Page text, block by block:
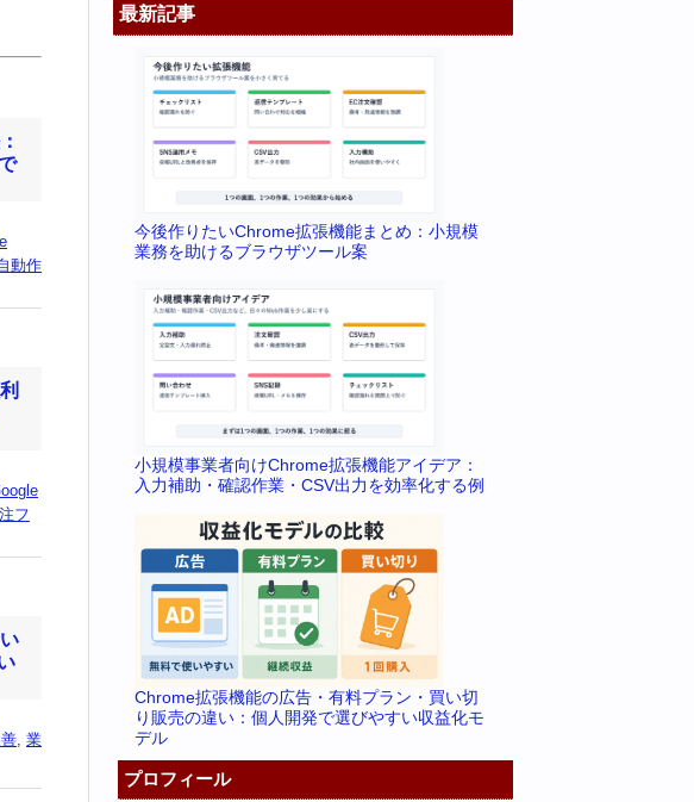
動作
フ
, 業
最新記事
今後作りたいChrome拡張機能まとめ：小規模
業務を助けるブラウザツール案
小規模事業者向けChrome拡張機能アイデア：
入力補助・確認作業・CSV出力を効率化する例
Chrome拡張機能の広告・有料プラン・買い切
り販売の違い：個人開発で選びやすい収益化モ
デル
プロフィール